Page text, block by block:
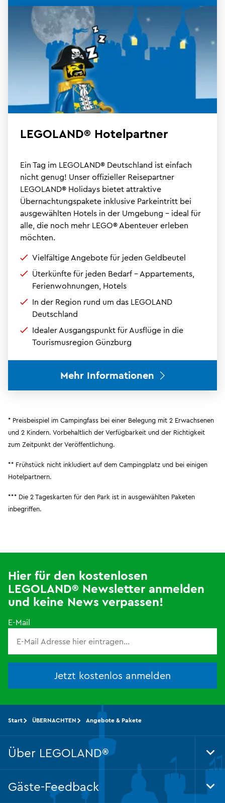
LEGOLAND® Hotelpartner
Ein Tag im LEGOLAND® Deutschland ist einfach
nicht genug! Unser offizieller Reisepartner
LEGOLAND® Holidays bietet attraktive
Übernachtungspakete inklusive Parkeintritt bei
ausgewählten Hotels in der Umgebung – ideal für
alle, die noch mehr LEGO® Abenteuer erleben
möchten.
Vielfältige Angebote für jeden Geldbeutel
Üterkünfte für jeden Bedarf - Appartements,
Ferienwohnungen, Hotels
In der Region rund um das LEGOLAND
Deutschland
Idealer Ausgangspunkt für Ausflüge in die
Tourismusregion Günzburg
Mehr Informationen
* Preisbeispiel im Campingfass bei einer Belegung mit 2 Erwachsenen
und 2 Kindern. Vorbehaltlich der Verfügbarkeit und der Richtigkeit
zum Zeitpunkt der Veröffentlichung.
** Frühstück nicht inkludiert auf dem Campingplatz und bei einigen
Hotelpartnern.
*** Die 2 Tageskarten für den Park ist in ausgewählten Paketen
inbegriffen.
Hier für den kostenlosen
LEGOLAND® Newsletter anmelden
und keine News verpassen!
E-Mail
Jetzt kostenlos anmelden
Start ÜBERNACHTEN Angebote & Pakete
Über LEGOLAND®
Gäste-Feedback